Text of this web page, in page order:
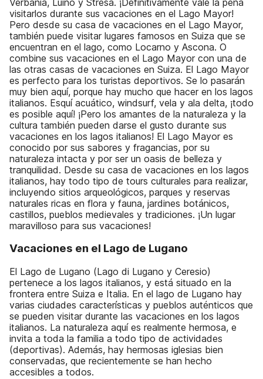
visitarlos durante sus vacaciones en el Lago Mayor!
Pero desde su casa de vacaciones en el Lago Mayor,
también puede visitar lugares famosos en Suiza que se
encuentran en el lago, como Locarno y Ascona. O
combine sus vacaciones en el Lago Mayor con una de
las otras casas de vacaciones en Suiza. El Lago Mayor
es perfecto para los turistas deportivos. Se lo pasarán
muy bien aquí, porque hay mucho que hacer en los lagos
italianos. Esquí acuático, windsurf, vela y ala delta, ¡todo
es posible aquí! ¡Pero los amantes de la naturaleza y la
cultura también pueden darse el gusto durante sus
vacaciones en los lagos italianos! El Lago Mayor es
conocido por sus sabores y fragancias, por su
naturaleza intacta y por ser un oasis de belleza y
tranquilidad. Desde su casa de vacaciones en los lagos
italianos, hay todo tipo de tours culturales para realizar,
incluyendo sitios arqueológicos, parques y reservas
naturales ricas en flora y fauna, jardines botánicos,
castillos, pueblos medievales y tradiciones. ¡Un lugar
maravilloso para sus vacaciones!
Vacaciones en el Lago de Lugano
El Lago de Lugano (Lago di Lugano y Ceresio)
pertenece a los lagos italianos, y está situado en la
frontera entre Suiza e Italia. En el lago de Lugano hay
varias ciudades características y pueblos auténticos que
se pueden visitar durante las vacaciones en los lagos
italianos. La naturaleza aquí es realmente hermosa, e
invita a toda la familia a todo tipo de actividades
(deportivas). Además, hay hermosas iglesias bien
conservadas, que recientemente se han hecho
accesibles a todos.